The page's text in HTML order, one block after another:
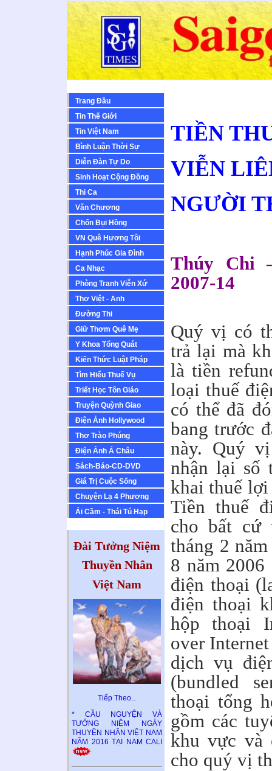
Trang Đầu
Tin Thế Giới
Tin Việt Nam
Bình Luận Thời Sự
Diễn Ðàn Tự Do
Sinh Hoạt Cộng Ðồng
Thi Ca
Văn Chương
Chốn Bụi Hồng
VN Quê Hương Tôi
Hạnh Phúc Gia Đình
Ca Nhạc
Phòng Tranh Viễn Xứ
Thơ Việt - Anh
Ðường Thi
Giữ Thơm Quê Mẹ
Y Khoa Tổng Quát
Kiến Thức Luật Pháp
Tìm Hiểu Thuế Vụ
Triết Học Tôn Giáo
Truyện Quỳnh Giao
Ðiện Ảnh Hollywood
Thơ Trào Phúng
Ðiện Ảnh Á Châu
Sách-Báo-CD-DVD
Giá Trị Cuộc Sống
Chuyện Lạ 4 Phương
Ái Cầm - Thái Tú Hạp
Đài Tưởng Niệm
Thuyền Nhân
Việt Nam
Tiếp Theo...
* CẦU NGUYỆN VÀ
TƯỞNG NIỆM NGÀY
THUYỀN NHÂN VIỆT NAM
NĂM 2016 TẠI NAM CALI
TIỀN
VIỄN
NGƯỜI
Thúy Chi
2007-14
Quý vị có
trả lại mà
là tiền
loại thuế
có thể đã
bang trước
này. Quý
nhận lại số
khai thuế lợi
Tiền thuế
cho bất cứ
tháng 2
8 năm 2006
điện thoại
điện thoại
hộp thoại
over
dịch vụ
(bundled
thoại tổng
gồm các
khu vực và
cho quý vị